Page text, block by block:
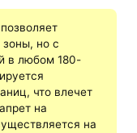
зоны, но с
в любом 180-
что влечет
на
на